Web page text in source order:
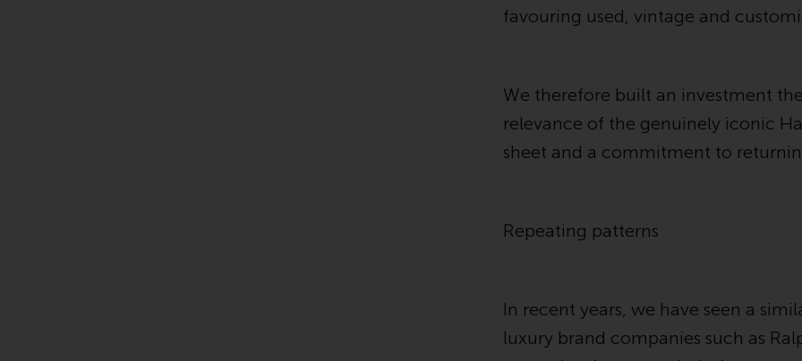
favouring used, vintage and
We therefore built an investment
relevance of the genuinely iconic
sheet and a commitment to
Repeating patterns
In recent years, we have seen a
luxury brand companies such as